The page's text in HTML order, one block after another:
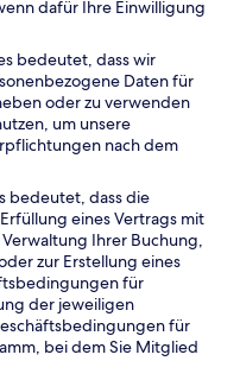
dafür Ihre Einwilligung
bedeutet, dass wir
Daten für
oder zu verwenden
um unsere
nach dem
bedeutet, dass die
eines Vertrags mit
Ihrer Buchung,
zur Erstellung eines
für
der jeweiligen
für
bei dem Sie Mitglied